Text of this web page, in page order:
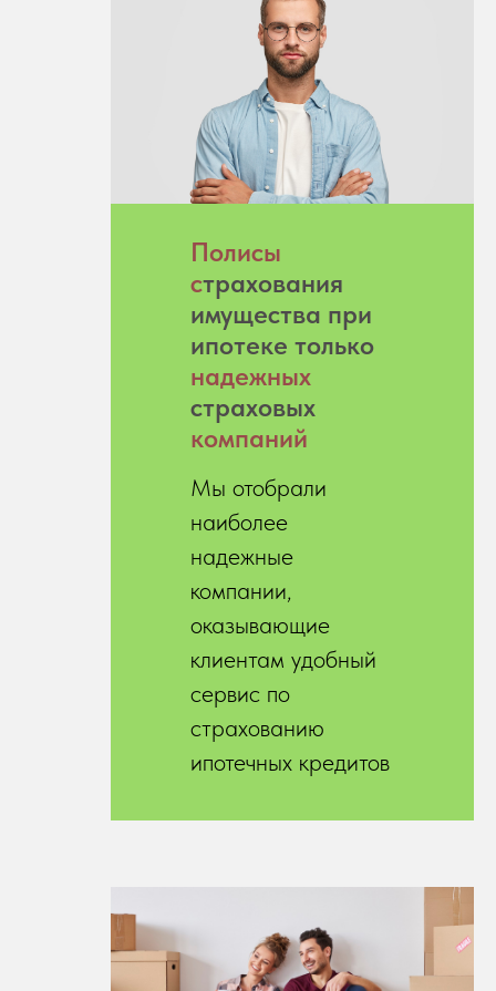
Полисы
страхования
имущества при
ипотеке только
надежных
страховых
компаний
Мы отобрали
наиболее
надежные
компании,
оказывающие
клиентам удобный
сервис по
страхованию
ипотечных кредитов